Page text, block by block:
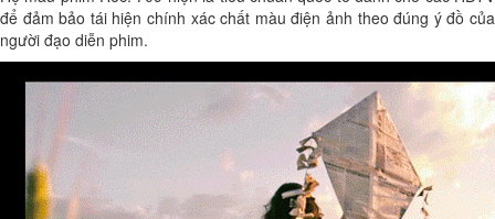
để đảm bảo tái hiện chính xác chất màu điện ảnh theo đúng ý đồ của
người đạo diễn phim.